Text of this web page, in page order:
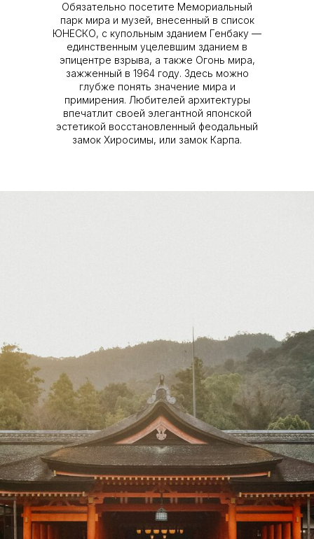
Обязательно посетите Мемориальный
парк мира и музей, внесенный в список
ЮНЕСКО, с купольным зданием Генбаку —
единственным уцелевшим зданием в
эпицентре взрыва, а также Огонь мира,
зажженный в 1964 году. Здесь можно
глубже понять значение мира и
примирения. Любителей архитектуры
впечатлит своей элегантной японской
эстетикой восстановленный феодальный
замок Хиросимы, или замок Карпа.